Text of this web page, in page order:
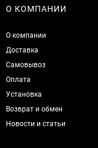
О КОМПАНИИ
О компании
Доставка
Самовывоз
Оплата
Установка
Возврат и обмен
Новости и статьи